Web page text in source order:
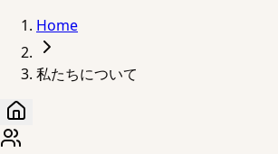
Home
私たちについて